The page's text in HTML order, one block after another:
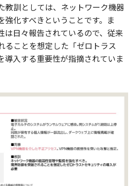
教訓としては、ネットワーク機器
強化すべきということです。ま
は日々報告されているので、従来
ることを想定した「ゼロトラス
導入する重要性が指摘されていま